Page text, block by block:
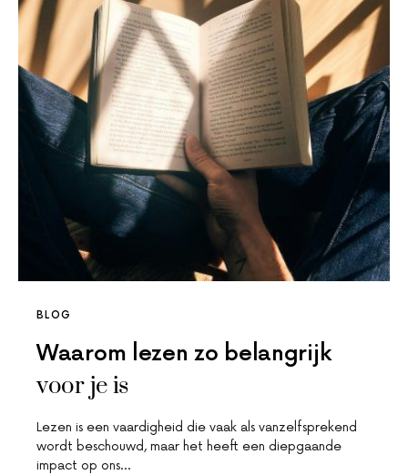
BLOG
Waarom lezen zo belangrijk
voor je is
Lezen is een vaardigheid die vaak als vanzelfsprekend
wordt beschouwd, maar het heeft een diepgaande
impact op ons…